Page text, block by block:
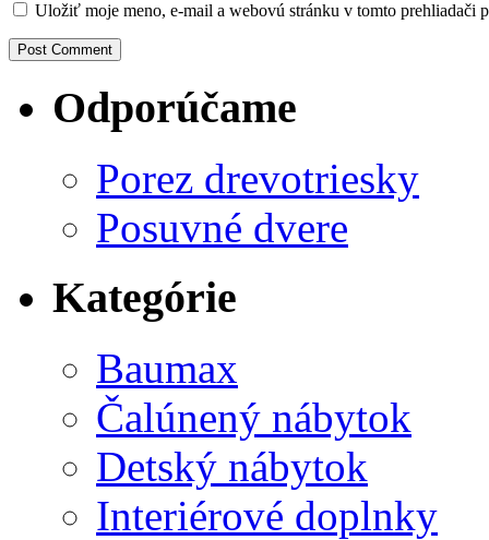
Uložiť moje meno, e-mail a webovú stránku v tomto prehliadači
Odporúčame
Porez drevotriesky
Posuvné dvere
Kategórie
Baumax
Čalúnený nábytok
Detský nábytok
Interiérové doplnky